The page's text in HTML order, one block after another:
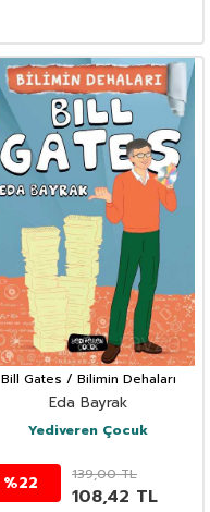
Bill Gates / Bilimin Dehaları
Eda Bayrak
Yediveren Çocuk
%22 139,00TL
108,42 TL